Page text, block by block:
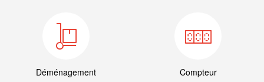
Déménagement Compteur